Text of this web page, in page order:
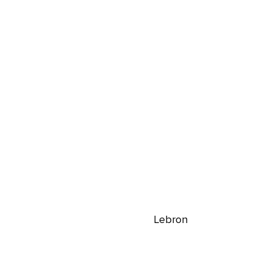
Lebron